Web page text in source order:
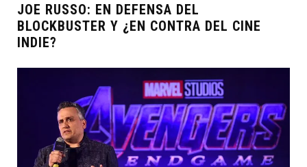
JOE RUSSO: EN DEFENSA DEL
BLOCKBUSTER Y ¿EN CONTRA DEL CINE
INDIE?